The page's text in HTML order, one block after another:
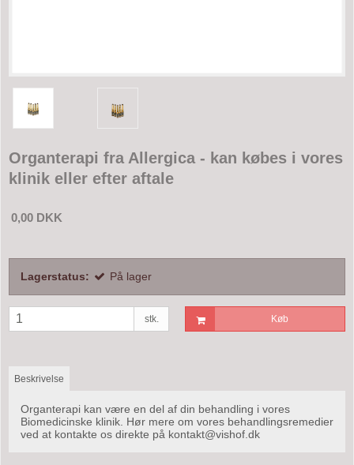
Organterapi fra Allergica - kan købes i vores
klinik eller efter aftale
0,00 DKK
Lagerstatus: På lager
stk. Køb
Beskrivelse
Organterapi kan være en del af din behandling i vores
Biomedicinske klinik. Hør mere om vores behandlingsremedier
ved at kontakte os direkte på kontakt@vishof.dk